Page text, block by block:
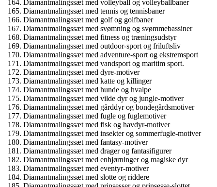
Diamantmalingssæt med volleyball og volleyballbaner
Diamantmalingssæt med tennis og tennisbaner
Diamantmalingssæt med golf og golfbaner
Diamantmalingssæt med svømning og svømmebassiner
Diamantmalingssæt med fitness og træningsudstyr
Diamantmalingssæt med outdoor-sport og friluftsliv
Diamantmalingssæt med adventure-sport og ekstremsport
Diamantmalingssæt med vandsport og maritim sport.
Diamantmalingssæt med dyre-motiver
Diamantmalingssæt med katte og killinger
Diamantmalingssæt med hunde og hvalpe
Diamantmalingssæt med vilde dyr og jungle-motiver
Diamantmalingssæt med gårddyr og bondegårdsmotiver
Diamantmalingssæt med fugle og fuglemotiver
Diamantmalingssæt med fisk og havdyr-motiver
Diamantmalingssæt med insekter og sommerfugle-motiver
Diamantmalingssæt med fantasy-motiver
Diamantmalingssæt med drager og fantasifigurer
Diamantmalingssæt med enhjørninger og magiske dyr
Diamantmalingssæt med eventyr-motiver
Diamantmalingssæt med slotte og riddere